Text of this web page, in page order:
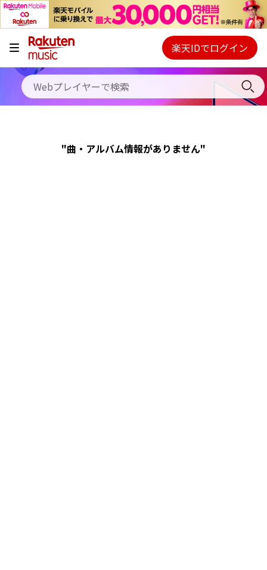
キャンペーン
料金プラン
使い方
初回30日間無料お試し
Webプレイヤー
ご契約内容の確認・変更
楽天IDでログイン
"曲・アルバム情報がありません"